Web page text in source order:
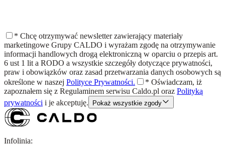
* Chcę otrzymywać newsletter zawierający materiały
marketingowe Grupy CALDO i wyrażam zgodę na otrzymywanie
informacji handlowych drogą elektroniczną w oparciu o przepis art.
6 ust 1 lit a RODO a wszystkie szczegóły dotyczące prywatności,
praw i obowiązków oraz zasad przetwarzania danych osobowych są
określone w naszej Polityce Prywatności. * Oświadczam, iż
zapoznałem się z Regulaminem serwisu Caldo.pl oraz Polityką
prywatności i je akceptuję. Pokaż wszystkie zgody
Infolinia: